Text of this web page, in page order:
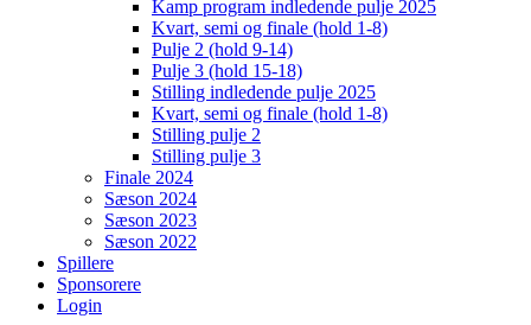
Kamp program indledende pulje 2025
Kvart, semi og finale (hold 1-8)
Pulje 2 (hold 9-14)
Pulje 3 (hold 15-18)
Stilling indledende pulje 2025
Kvart, semi og finale (hold 1-8)
Stilling pulje 2
Stilling pulje 3
Finale 2024
Sæson 2024
Sæson 2023
Sæson 2022
Spillere
Sponsorere
Login